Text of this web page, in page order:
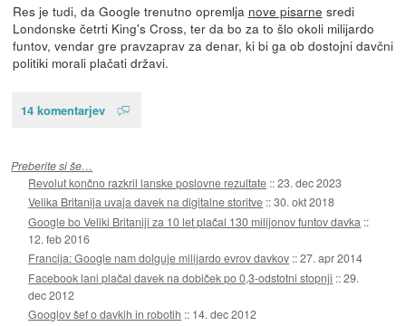
Res je tudi, da Google trenutno opremlja nove pisarne sredi
Londonske četrti King's Cross, ter da bo za to šlo okoli milijardo
funtov, vendar gre pravzaprav za denar, ki bi ga ob dostojni davčni
politiki morali plačati državi.
14 komentarjev
Preberite si še…
Revolut končno razkril lanske poslovne rezultate ::23. dec 2023
Velika Britanija uvaja davek na digitalne storitve ::30. okt 2018
Google bo Veliki Britaniji za 10 let plačal 130 milijonov funtov davka ::
12. feb 2016
Francija: Google nam dolguje milijardo evrov davkov ::27. apr 2014
Facebook lani plačal davek na dobiček po 0,3-odstotni stopnji ::29.
dec 2012
Googlov šef o davkih in robotih :: 14. dec 2012